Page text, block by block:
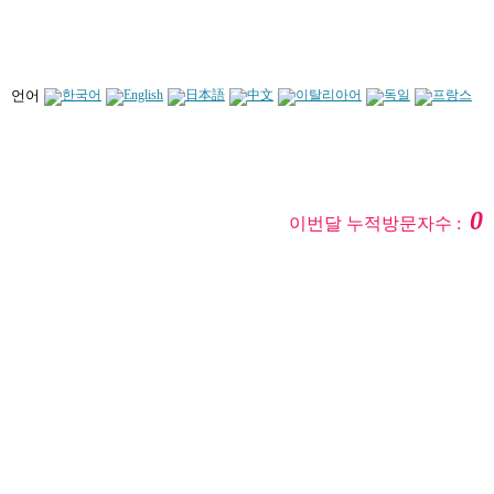
언어
이번달 누적방문자수 :0